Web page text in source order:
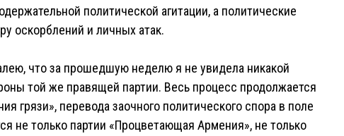
политической агитации, а политические
оскорблений и личных атак.
что за прошедшую неделю я не увидела никакой
той же правящей партии. Весь процесс продолжается
грязи», перевода заочного политического спора в поле
не только партии «Процветающая Армения», не только